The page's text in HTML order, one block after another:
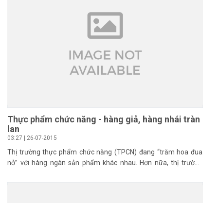
Thực phẩm chức năng - hàng giả, hàng nhái tràn
lan
03:27 | 26-07-2015
Thị trường thực phẩm chức năng (TPCN) đang “trăm hoa đua
nở” với hàng ngàn sản phẩm khác nhau. Hơn nữa, thị trường
hiện nay hầu hết nhà thuốc, siêu thị, thậm chí là cửa hàng tạp